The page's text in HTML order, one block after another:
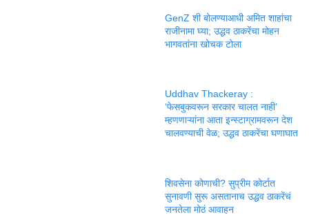
GenZ शी बोलण्याआधी अमित शाहांचा
राजीनामा घ्या; उद्धव ठाकरेंचा मोहन
भागवतांना खोचक टोला
Uddhav Thackeray :
‘फेसबुकवरून सरकार चालत नाही’
म्हणणाऱ्यांना आता इन्स्टाग्रामवरून देश
चालवण्याची वेळ; उद्धव ठाकरेंचा घणाघात
शिवसेना कोणाची? सुप्रीम कोर्टात
सुनावणी सुरू असतानाच उद्धव ठाकरेंचं
जनतेला मोठं आवाहन